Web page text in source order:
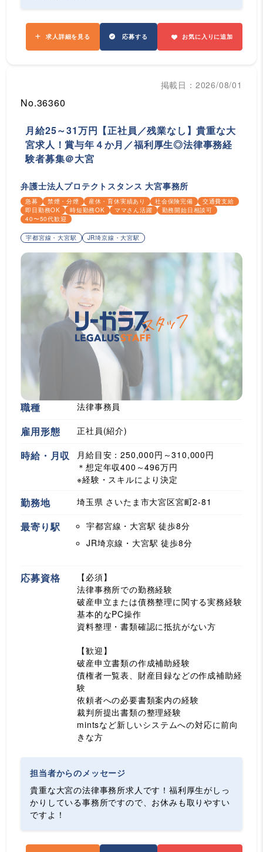
求人詳細を見る 応募する お気に入りに追加
掲載日：2026/08/01
No.36360
月給25～31万円【正社員／残業なし】貴重な大
宮求人！賞与年４か月／福利厚生◎法律事務経
験者募集＠大宮
弁護士法人プロテクトスタンス 大宮事務所
急募 禁煙・分煙 産休・育休実績あり 社会保険完備
交通費支給
即日勤務OK
時短勤務OK ママさん活躍
勤務開始日相談可
40〜50代歓迎
宇都宮線・大宮駅 JR埼京線・大宮駅
職種 法律事務員
雇用形態 正社員(紹介)
時給・月収
月給目安：250,000円～310,000円
＊想定年収400～496万円
※経験・スキルにより決定
勤務地 埼玉県 さいたま市大宮区宮町2-81
最寄り駅 宇都宮線・大宮駅 徒歩8分
JR埼京線・大宮駅 徒歩8分
応募資格
【必須】
法律事務所での勤務経験
破産申立または債務整理に関する実務経験
基本的なPC操作
資料整理・書類確認に抵抗がない方
【歓迎】
破産申立書類の作成補助経験
債権者一覧表、財産目録などの作成補助経
験
依頼者への必要書類案内の経験
裁判所提出書類の整理経験
mintsなど新しいシステムへの対応に前向
きな方
担当者からのメッセージ
貴重な大宮の法律事務所求人です！福利厚生がしっ
かりしている事務所ですので、お休みも取りやすい
ですよ！